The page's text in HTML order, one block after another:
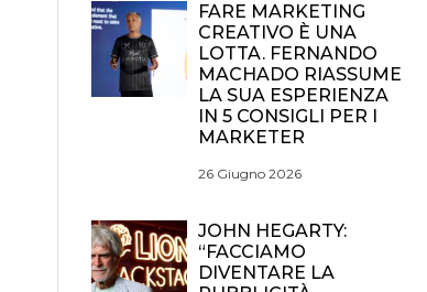
FARE MARKETING
CREATIVO È UNA
LOTTA. FERNANDO
MACHADO RIASSUME
LA SUA ESPERIENZA
IN 5 CONSIGLI PER I
MARKETER
26 Giugno 2026
JOHN HEGARTY:
“FACCIAMO
DIVENTARE LA